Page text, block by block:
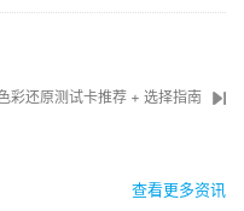
彩还原测试卡推荐 + 选择指南
查看更多资讯